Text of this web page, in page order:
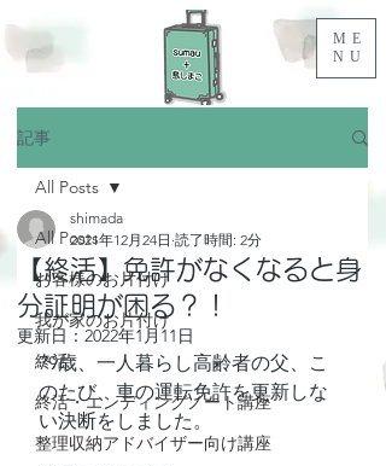
ME
NU
記事
All Posts
お客様のお片付け
我が家のお片付け
終活
終活・エンディングノート講座
整理収納アドバイザー向け講座
All Posts
【終活】免許がなくなると身
分証明が困る？！
shimada
2021年12月24日 読了時間: 2分
更新日： 2022年1月11日
79歳、一人暮らし高齢者の父、こ
のたび、車の運転免許を更新しな
い決断をしました。